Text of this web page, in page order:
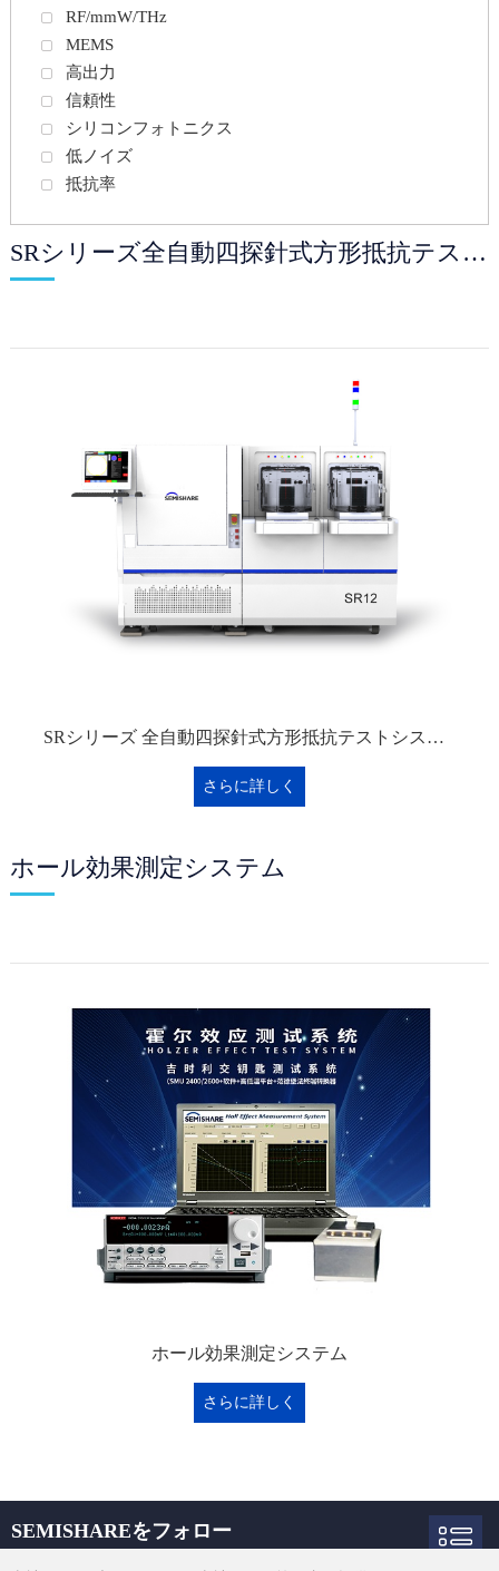
RF/mmW/THz
MEMS
高出力
信頼性
シリコンフォトニクス
低ノイズ
抵抗率
SRシリーズ全自動四探針式方形抵抗テストシステム
SRシリーズ 全自動四探針式方形抵抗テストシステム
さらに詳しく
ホール効果測定システム
ホール効果測定システム
さらに詳しく
SEMISHAREをフォロー